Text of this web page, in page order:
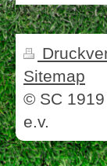
Sitemap
© SC
e.v.